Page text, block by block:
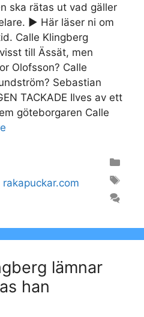
ska rätas ut vad gäller
► Här läser ni om
Calle Klingberg
till Ässät, men
Olofsson? Calle
Sebastian
TACKADE Ilves av ett
göteborgaren Calle
rakapuckar.com
lämnar
han